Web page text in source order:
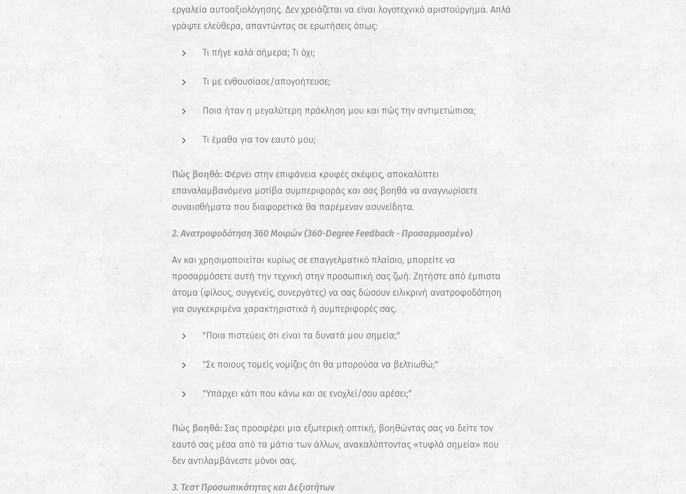
εργαλεία αυτοαξιολόγησης. Δεν χρειάζεται να είναι λογοτεχνικό αριστούργημα. Απλά
γράψτε ελεύθερα, απαντώντας σε ερωτήσεις όπως:
Τι πήγε καλά σήμερα; Τι όχι;
Τι με ενθουσίασε/απογοήτευσε;
Ποια ήταν η μεγαλύτερη πρόκληση μου και πώς την αντιμετώπισα;
Τι έμαθα για τον εαυτό μου;
Πώς βοηθά: Φέρνει στην επιφάνεια κρυφές σκέψεις, αποκαλύπτει
επαναλαμβανόμενα μοτίβα συμπεριφοράς και σας βοηθά να αναγνωρίσετε
συναισθήματα που διαφορετικά θα παρέμεναν ασυνείδητα.
2. Ανατροφοδότηση 360 Μοιρών (360-Degree Feedback - Προσαρμοσμένο)
Αν και χρησιμοποιείται κυρίως σε επαγγελματικό πλαίσιο, μπορείτε να
προσαρμόσετε αυτή την τεχνική στην προσωπική σας ζωή. Ζητήστε από έμπιστα
άτομα (φίλους, συγγενείς, συνεργάτες) να σας δώσουν ειλικρινή ανατροφοδότηση
για συγκεκριμένα χαρακτηριστικά ή συμπεριφορές σας.
"Ποια πιστεύεις ότι είναι τα δυνατά μου σημεία;"
"Σε ποιους τομείς νομίζεις ότι θα μπορούσα να βελτιωθώ;"
"Υπάρχει κάτι που κάνω και σε ενοχλεί/σου αρέσει;"
Πώς βοηθά: Σας προσφέρει μια εξωτερική οπτική, βοηθώντας σας να δείτε τον
εαυτό σας μέσα από τα μάτια των άλλων, ανακαλύπτοντας «τυφλά σημεία» που
δεν αντιλαμβάνεστε μόνοι σας.
3. Τεστ Προσωπικότητας και Δεξιοτήτων